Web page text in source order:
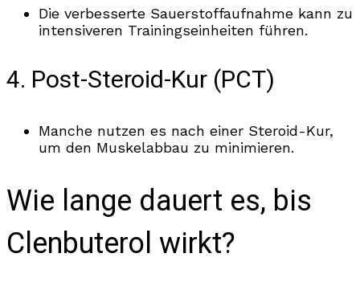
Die verbesserte Sauerstoffaufnahme kann zu
intensiveren Trainingseinheiten führen.
4. Post-Steroid-Kur (PCT)
Manche nutzen es nach einer Steroid-Kur,
um den Muskelabbau zu minimieren.
Wie lange dauert es, bis
Clenbuterol wirkt?